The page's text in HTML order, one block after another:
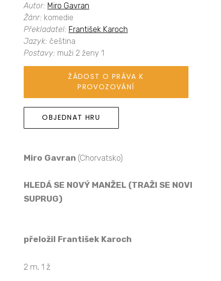
Autor: Miro Gavran
Žánr: komedie
Překladatel: František Karoch
Jazyk: čeština
Postavy: muži 2 ženy 1
ŽÁDOST O PRÁVA K
PROVOZOVÁNÍ
OBJEDNAT HRU
Miro Gavran (Chorvatsko)
HLEDÁ SE NOVÝ MANŽEL (TRAŽI SE NOVI
SUPRUG)
přeložil František Karoch
2 m, 1 ž